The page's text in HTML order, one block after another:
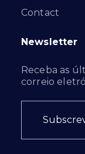
Contact
Newsletter
Receba as
correio